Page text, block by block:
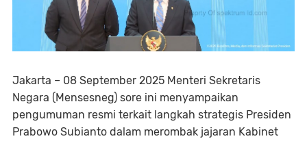
Jakarta – 08 September 2025 Menteri Sekretaris
Negara (Mensesneg) sore ini menyampaikan
pengumuman resmi terkait langkah strategis Presiden
Prabowo Subianto dalam merombak jajaran Kabinet